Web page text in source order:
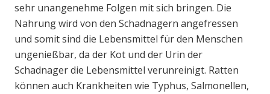
sehr unangenehme Folgen mit sich bringen. Die
Nahrung wird von den Schadnagern angefressen
und somit sind die Lebensmittel für den Menschen
ungenießbar, da der Kot und der Urin der
Schadnager die Lebensmittel verunreinigt. Ratten
können auch Krankheiten wie Typhus, Salmonellen,